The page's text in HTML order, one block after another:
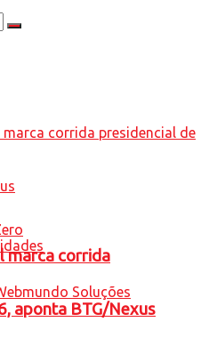
marca corrida
aponta BTG/Nexus
Soluções